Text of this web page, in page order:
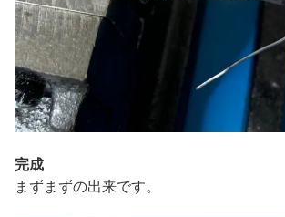
完成
まずまずの出来です。